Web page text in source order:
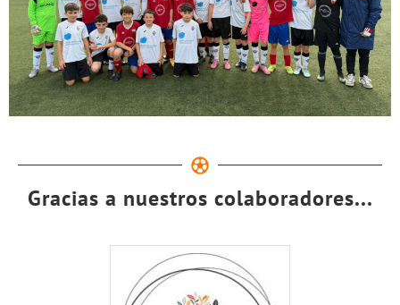
Gracias a nuestros colaboradores...